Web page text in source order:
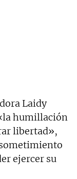
Laidy
humillación
libertad»,
ejercer su